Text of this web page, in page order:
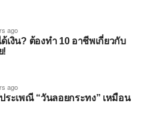
ago
เงิน? ต้องทำ 10 อาชีพเกี่ยวกับ
!
ago
ระเพณี “วันลอยกระทง” เหมือน